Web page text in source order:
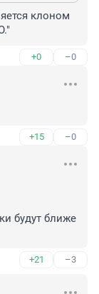
клоном
+0 –0
+15 –0
будут ближе
+21 –3